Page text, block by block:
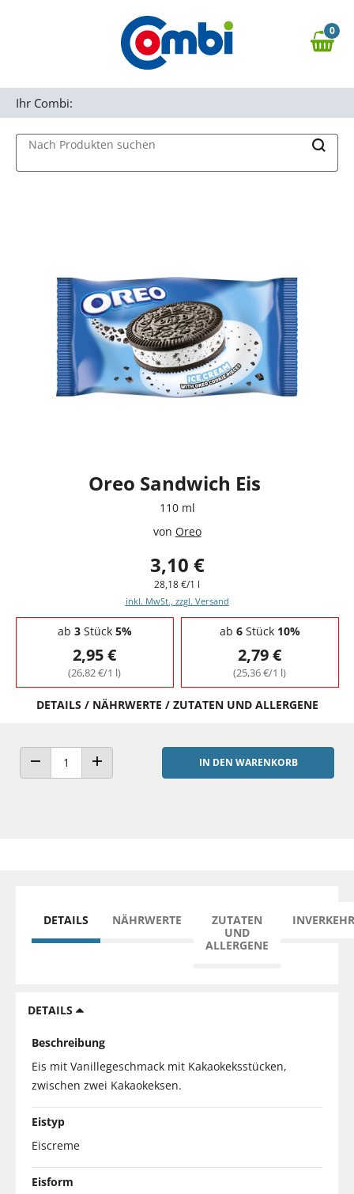
Zur Navigation springen
0,00 €
0
Nach Produkten suchen
Ihr Combi:
Oreo Sandwich Eis
110 ml
von Oreo
3,10 €
28,18 €/1 l
inkl. MwSt., zzgl. Versand
Staffelpreise - Mengenrabatt
ab 3Stück 5%
2,95 €
(26,82 €/1 l)
ab 6Stück 10%
2,79 €
(25,36 €/1 l)
DETAILS / NÄHRWERTE / ZUTATEN UND ALLERGENE
ANZAHL VERRINGERNANZAHL ERHÖHEN
IN DEN WARENKORB
DETAILS NÄHRWERTE
ZUTATEN
UND
ALLERGENE
DETAILS
Beschreibung
Eis mit Vanillegeschmack mit Kakaokeksstücken,
zwischen zwei Kakaokeksen.
Eistyp
Eiscreme
Eisform